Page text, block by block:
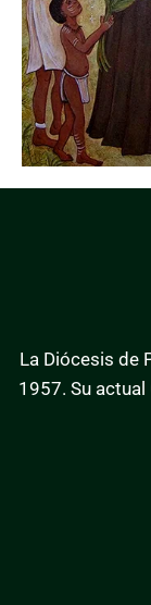
La Diócesis de
1957. Su